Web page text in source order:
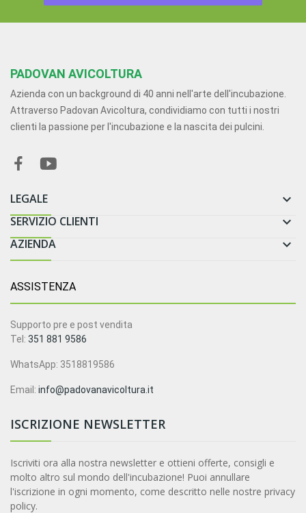
PADOVAN AVICOLTURA
Azienda con un background di 40 anni nell'arte dell'incubazione.
Attraverso Padovan Avicoltura, condividiamo con tutti i nostri
clienti la passione per l'incubazione e la nascita dei pulcini.
LEGALE 
SERVIZIO CLIENTI 
AZIENDA 
ASSISTENZA
Supporto pre e post vendita
Tel: 351 881 9586
WhatsApp: 3518819586
Email: info@padovanavicoltura.it
ISCRIZIONE NEWSLETTER
Iscriviti ora alla nostra newsletter e ottieni offerte, consigli e
molto altro sul mondo dell'incubazione! Puoi annullare
l'iscrizione in ogni momento, come descritto nelle nostre privacy
policy.